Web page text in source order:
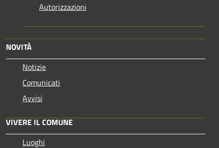
Autorizzazioni
NOVITÀ
Notizie
Comunicati
Avvisi
VIVERE IL COMUNE
Luoghi